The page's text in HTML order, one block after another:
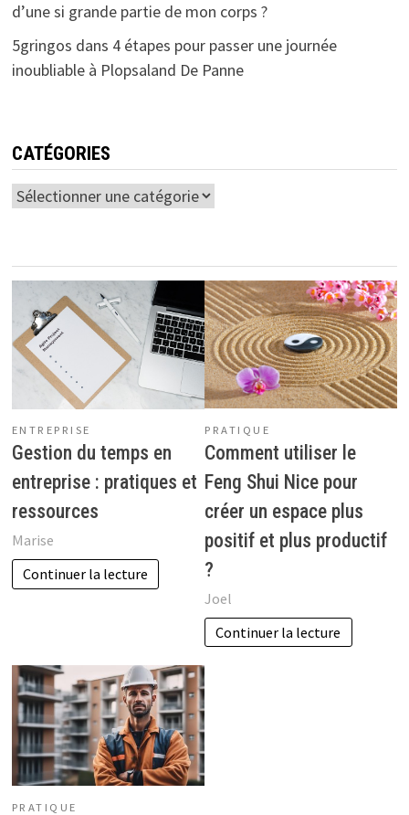
d’une si grande partie de mon corps ?
5gringos dans 4 étapes pour passer une journée
inoubliable à Plopsaland De Panne
CATÉGORIES
Catégories
ENTREPRISE
Gestion du temps en
entreprise : pratiques et
ressources
Marise
Continuer la lecture
PRATIQUE
Comment utiliser le
Feng Shui Nice pour
créer un espace plus
positif et plus productif
?
Joel
Continuer la lecture
PRATIQUE